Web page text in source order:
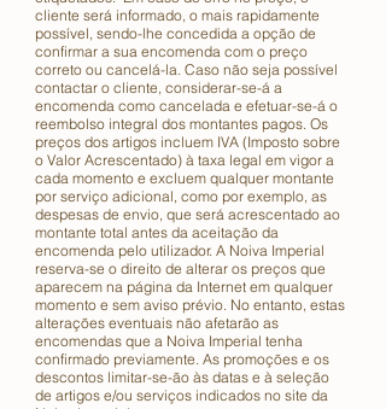
cliente será informado, o mais rapidamente
possível, sendo-lhe concedida a opção de
confirmar a sua encomenda com o preço
correto ou cancelá-la. Caso não seja possível
contactar o cliente, considerar-se-á a
encomenda como cancelada e efetuar-se-á o
reembolso integral dos montantes pagos. Os
preços dos artigos incluem IVA (Imposto sobre
o Valor Acrescentado) à taxa legal em vigor a
cada momento e excluem qualquer montante
por serviço adicional, como por exemplo, as
despesas de envio, que será acrescentado ao
montante total antes da aceitação da
encomenda pelo utilizador. A Noiva Imperial
reserva-se o direito de alterar os preços que
aparecem na página da Internet em qualquer
momento e sem aviso prévio. No entanto, estas
alterações eventuais não afetarão as
encomendas que a Noiva Imperial tenha
confirmado previamente. As promoções e os
descontos limitar-se-ão às datas e à seleção
de artigos e/ou serviços indicados no site da